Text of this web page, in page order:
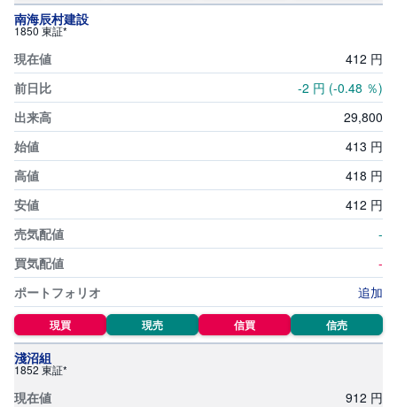
南海辰村建設
1850 東証*
412 円
-2 円 (-0.48 ％)
29,800
413 円
418 円
412 円
-
-
追加
現買 現売 信買 信売
淺沼組
1852 東証*
912 円